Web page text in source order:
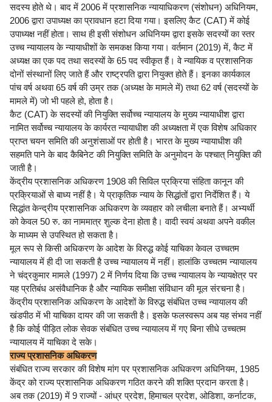
सदस्य होते थे। बाद में 2006 में प्रशासनिक न्यायाधिकरण (संशोधन) अधिनियम,
2006 द्वारा उपाध्यक्ष का प्रावधान हटा दिया गया। इसलिए कैट (CAT) में कोई
उपाध्यक्ष नहीं होता। साथ ही इसी संशोधन अधिनियम द्वारा इसके सदस्यों का स्तर
उच्च न्यायालय के न्यायाधीशों के समकक्ष किया गया। वर्तमान (2019) में, कैट में
अध्यक्ष का एक पद तथा सदस्यों के 65 पद स्वीकृत हैं। वे न्यायिक व प्रशासनिक
दोनों संस्थानों लिए जाते हैं और राष्ट्रपति द्वारा नियुक्त होते हैं। इनका कार्यकाल
पांच वर्ष अथवा 65 वर्ष की उम्र तक (अध्यक्ष के मामले में) तथा 62 वर्ष (सदस्यों के
मामले में) जो भी पहले हो, होता है।
कैट (CAT) के सदस्यों की नियुक्ति सर्वोच्च न्यायालय के मुख्य न्यायाधीश द्वारा
नामित सर्वोच्च न्यायालय के कार्यरत न्यायाधीश की अध्यक्षता में एक विशेष अधिकार
प्राप्त चयन समिति की अनुशंसाओं पर होती है। भारत के मुख्य न्यायाधीश की
सहमति पाने के बाद कैबिनेट की नियुक्ति समिति के अनुमोदन के पश्चात् नियुक्ति की
जाती है।
केंद्रीय प्रशासनिक अधिकरण 1908 की सिविल प्रक्रिया संहिता कानून की
प्रक्रियाओं से बाध्य नहीं है। ये प्राकृतिक न्याय के सिद्धांतों द्वारा निर्देशित हैं। ये
सिद्धांत केन्द्रीय प्रशासनिक अधिकरण के व्यवहार को लचीला बनाते हैं। अभ्यर्थी
को केवल 50 रु. का नाममात्र शुल्क देना होता है। वादी स्वयं अथवा अपने वकील
के माध्यम से उपस्थित हो सकता है।
मूल रूप से किसी अधिकरण के आदेश के विरुद्ध कोई याचिका केवल उच्चतम
न्यायालय में ही दी जा सकती है उच्च न्यायालय में नहीं। हालांकि उच्चतम न्यायालय
ने चंद्रकुमार मामले (1997) 2 में निर्णय दिया कि उच्च न्यायालय के न्यायक्षेत्र पर
यह प्रतिबंध असंवैधानिक है और न्यायिक समीक्षा संविधान की मूल संरचना है।
केंद्रीय प्रशासनिक अधिकरण के आदेशों के विरुद्ध संबंधित उच्च न्यायालय की
खंडपीठ में भी याचिका दायर की जा सकती है। इसके फलस्वरूप अब यह संभव नहीं
है कि कोई पीड़ित लोक सेवक संबंधित उच्च न्यायालय में गए बिना सीधे उच्चतम
न्यायालय में याचिका दे सके।
राज्य प्रशासनिक अधिकरण
संबंधित राज्य सरकार की विशेष मांग पर प्रशासनिक अधिकरण अधिनियम, 1985
केंद्र को राज्य प्रशासनिक अधिकरण गठित करने की शक्ति प्रदान करता है।
अब तक (2019) में 9 राज्यों - आंध्र प्रदेश, हिमाचल प्रदेश, ओडिशा, कर्नाटक,